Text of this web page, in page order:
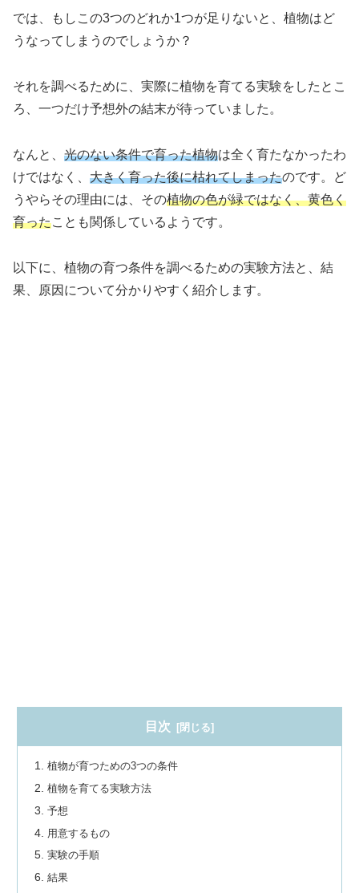
では、もしこの3つのどれか1つが足りないと、植物はど
うなってしまうのでしょうか？
それを調べるために、実際に植物を育てる実験をしたとこ
ろ、一つだけ予想外の結末が待っていました。
なんと、 光のない条件で育った植物は全く育たなかったわ
けではなく、 大きく育った後に枯れてしまったのです。ど
うやらその理由には、その植物の色が緑ではなく、黄色く
育ったことも関係しているようです。
以下に、植物の育つ条件を調べるための実験方法と、結
果、原因について分かりやすく紹介します。
目次
植物が育つための3つの条件
植物を育てる実験方法
予想
用意するもの
実験の手順
結果